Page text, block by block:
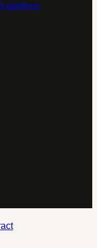
plattform